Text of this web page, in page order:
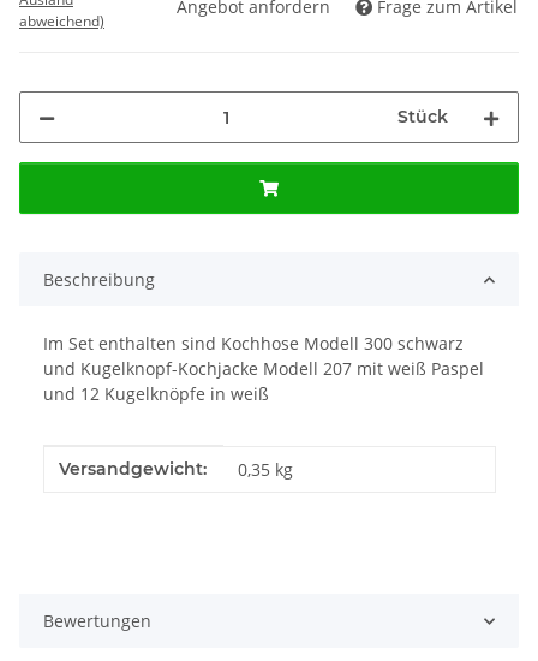
abweichend)
Angebot anfordern Frage zum Artikel
Stück
Beschreibung
Im Set enthalten sind Kochhose Modell 300 schwarz
und Kugelknopf-Kochjacke Modell 207 mit weiß Paspel
und 12 Kugelknöpfe in weiß
Produkteigenschaft
Wert
Versandgewicht: 0,35 kg
Bewertungen